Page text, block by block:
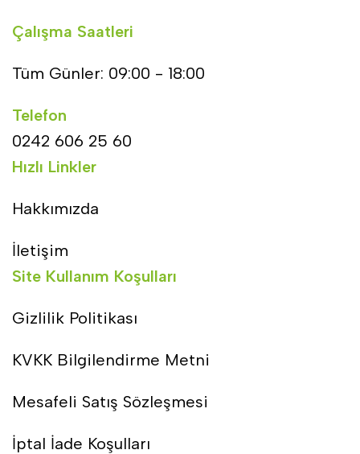
Çalışma Saatleri
Tüm Günler: 09:00 - 18:00
Telefon
0242 606 25 60
Hızlı Linkler
Hakkımızda
İletişim
Site Kullanım Koşulları
Gizlilik Politikası
KVKK Bilgilendirme Metni
Mesafeli Satış Sözleşmesi
İptal İade Koşulları